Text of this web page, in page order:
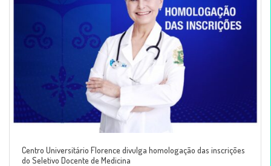
Centro Universitário Florence divulga homologação das inscrições
do Seletivo Docente de Medicina